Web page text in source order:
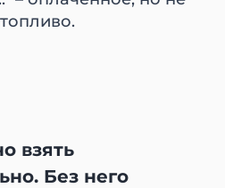
взять
Без него